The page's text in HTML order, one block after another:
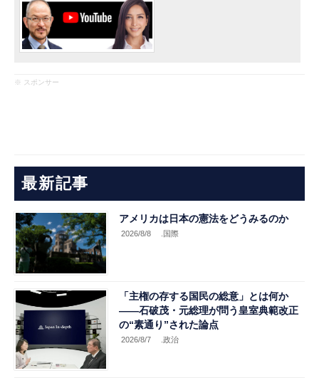
※ スポンサー
最新記事
アメリカは日本の憲法をどうみるのか
2026/8/8 .国際
「主権の存する国民の総意」とは何か
――石破茂・元総理が問う皇室典範改正
の“素通り”された論点
2026/8/7 .政治